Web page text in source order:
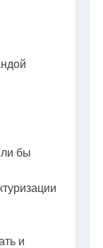
бы
и